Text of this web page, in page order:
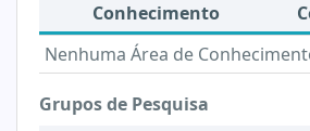
Conhecimento
Nenhuma Área de
Grupos de Pesquisa